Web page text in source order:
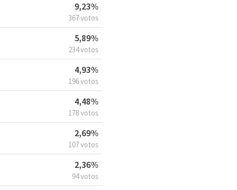
9,23%
367 votos
5,89%
234 votos
4,93%
196 votos
4,48%
178 votos
2,69%
107 votos
2,36%
94 votos